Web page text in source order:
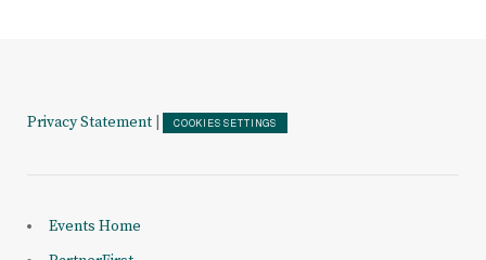
Privacy Statement COOKIES SETTINGS
Events Home